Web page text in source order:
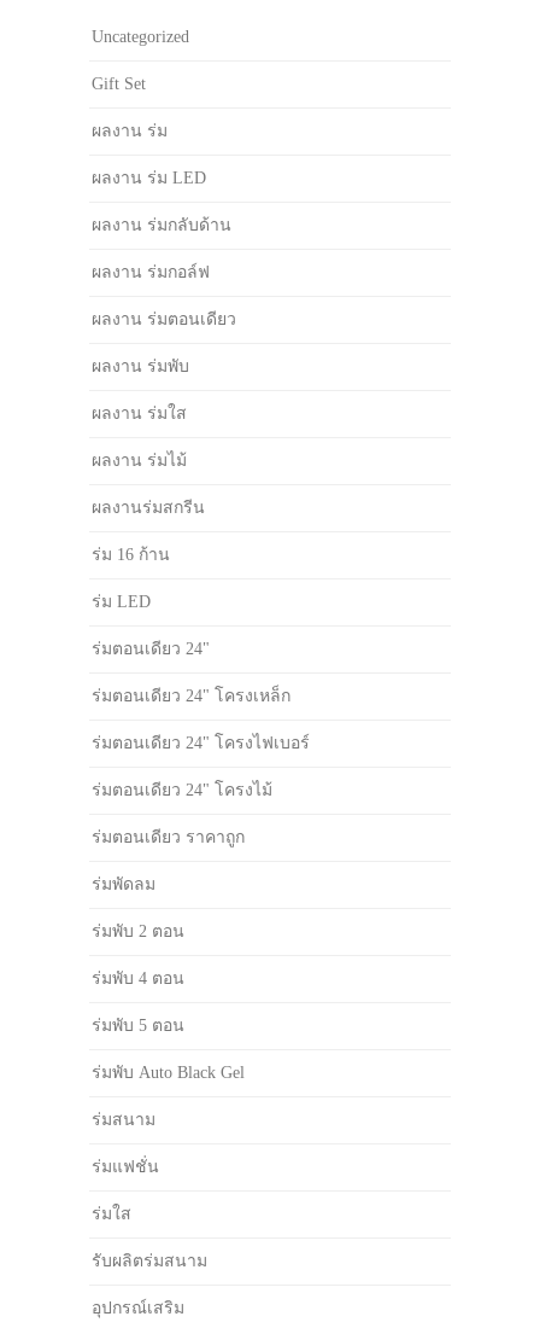
Uncategorized
Gift Set
ผลงาน ร่ม
ผลงาน ร่ม LED
ผลงาน ร่มกลับด้าน
ผลงาน ร่มกอล์ฟ
ผลงาน ร่มตอนเดียว
ผลงาน ร่มพับ
ผลงาน ร่มใส
ผลงาน ร่มไม้
ผลงานร่มสกรีน
ร่ม 16 ก้าน
ร่ม LED
ร่มตอนเดียว 24"
ร่มตอนเดียว 24" โครงเหล็ก
ร่มตอนเดียว 24" โครงไฟเบอร์
ร่มตอนเดียว 24" โครงไม้
ร่มตอนเดียว ราคาถูก
ร่มพัดลม
ร่มพับ 2 ตอน
ร่มพับ 4 ตอน
ร่มพับ 5 ตอน
ร่มพับ Auto Black Gel
ร่มสนาม
ร่มแฟชั่น
ร่มใส
รับผลิตร่มสนาม
อุปกรณ์เสริม